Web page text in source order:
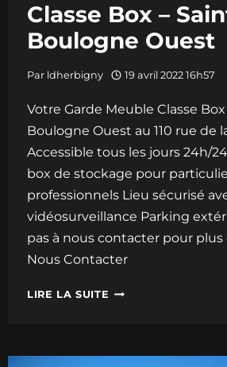
Classe Box –
Boulogne Ouest
Par ldherbigny 19 avril 2022 16h57
Votre Garde Meuble Classe
Boulogne Ouest au 110 rue de
Accessible tous les jours 24h/
box de stockage pour
professionnels Lieu sécurisé
vidéosurveillance Parking
pas à nous contacter pour plus
Nous Contacter
LIRE LA SUITE CLASSE
SAINT